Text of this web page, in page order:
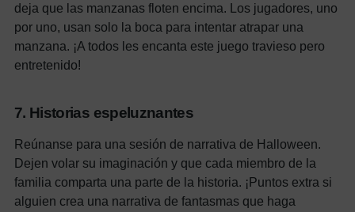
deja que las manzanas floten encima. Los jugadores, uno
por uno, usan solo la boca para intentar atrapar una
manzana. ¡A todos les encanta este juego travieso pero
entretenido!
7. Historias espeluznantes
Reúnanse para una sesión de narrativa de Halloween.
Dejen volar su imaginación y que cada miembro de la
familia comparta una parte de la historia. ¡Puntos extra si
alguien crea una narrativa de fantasmas que haga